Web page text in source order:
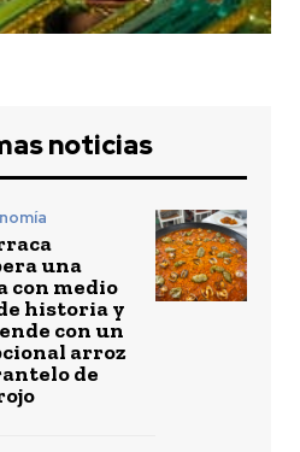
noticias
una
con medio
historia y
con un
arroz
de